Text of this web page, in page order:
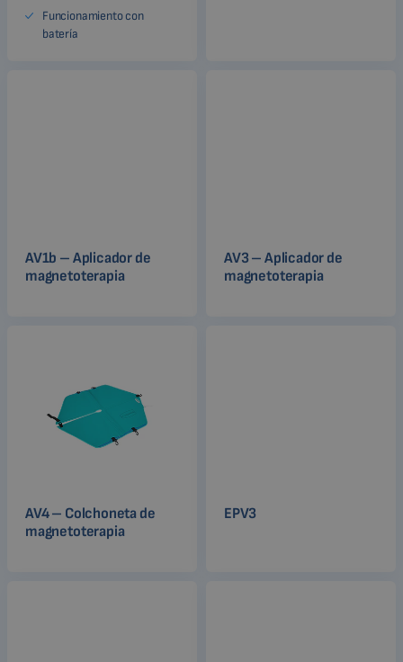
Funcionamiento con
batería
AV1b – Aplicador de
magnetoterapia
AV3 – Aplicador de
magnetoterapia
AV4 – Colchoneta de
magnetoterapia
EPV3